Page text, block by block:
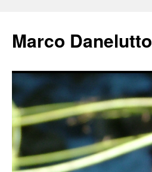
Marco Danelutto